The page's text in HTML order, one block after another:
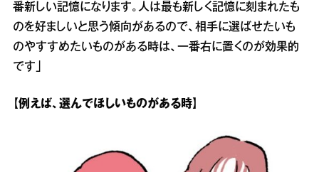
番新しい記憶になります。人は最も新しく記憶に刻まれたも
のを好ましいと思う傾向があるので、相手に選ばせたいも
のやすすめたいものがある時は、一番右に置くのが効果的
です」
【例えば、選んでほしいものがある時】